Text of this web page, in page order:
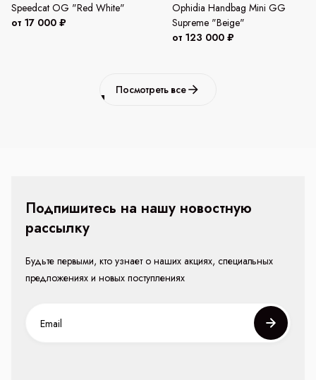
Speedcat OG "Red White"
от 17 000 ₽
Ophidia Handbag Mini GG
Supreme "Beige"
от 123 000 ₽
Посмотреть все
Подпишитесь на нашу новостную
рассылку
Будьте первыми, кто узнает о наших акциях, специальных
предложениях и новых поступлениях